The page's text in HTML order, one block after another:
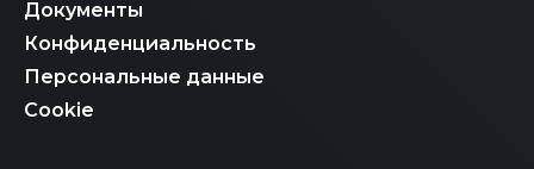
Документы
Конфиденциальность
Персональные данные
Cookie